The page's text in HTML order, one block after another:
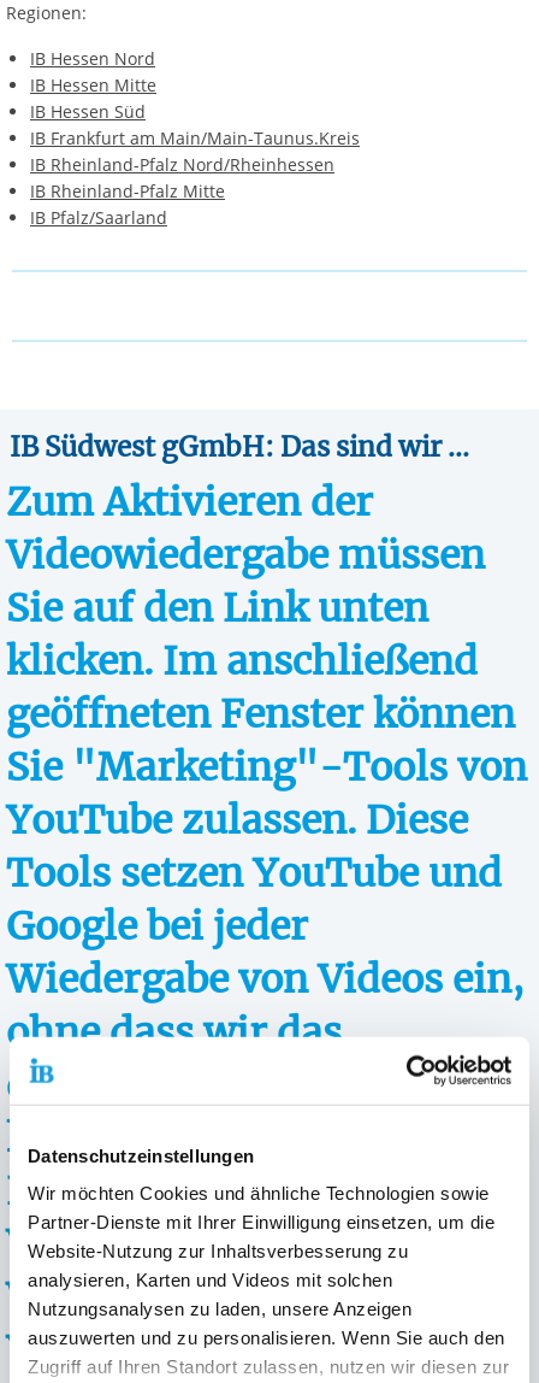
Datenschutzeinstellungen
Wir möchten Cookies und ähnliche Technologien sowie
Partner-Dienste mit Ihrer Einwilligung einsetzen, um die
Website-Nutzung zur Inhaltsverbesserung zu
analysieren, Karten und Videos mit solchen
Nutzungsanalysen zu laden, unsere Anzeigen
auszuwerten und zu personalisieren. Wenn Sie auch den
Zugriff auf Ihren Standort zulassen, nutzen wir diesen zur
Regionen:
IB Hessen Nord
IB Hessen Mitte
IB Hessen Süd
IB Frankfurt am Main/Main-Taunus.Kreis
IB Rheinland-Pfalz Nord/Rheinhessen
IB Rheinland-Pfalz Mitte
IB Pfalz/Saarland
IB Südwest gGmbH: Das sind wir ...
Zum Aktivieren der
Videowiedergabe müssen
Sie auf den Link unten
klicken. Im anschließend
geöffneten Fenster können
Sie "Marketing"-Tools von
YouTube zulassen. Diese
Tools setzen YouTube und
Google bei jeder
Wiedergabe von Videos ein,
ohne dass wir das
deaktivieren können. Daher
können wir erst mit Ihrer
Einwilligung dazu die
Videos abspielen. Bei der
Wiedergabe erhalten
YouTube und Google Daten